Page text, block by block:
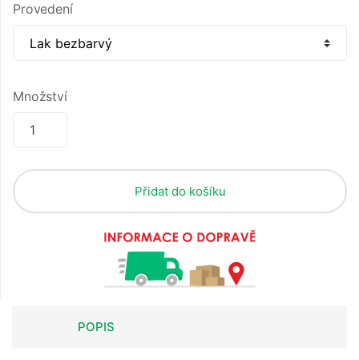
Provedení
Množství
Přidat do košíku
POPIS